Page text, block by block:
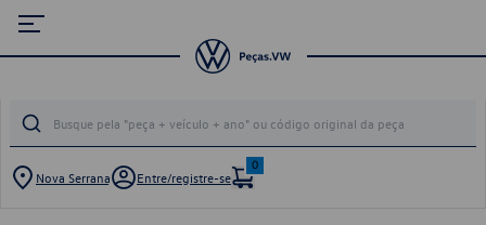
Nova Serrana Entre/registre-se
0